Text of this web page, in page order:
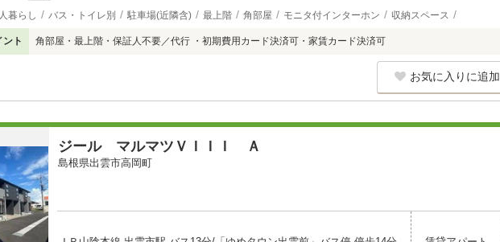
暮らし バス・トイレ別 駐車場(近隣含) 最上階 角部屋 モニタ付インターホン 収納スペース
ント 角部屋・最上階・保証人不要／代行 ・初期費用カード決済可・家賃カード決済可
お気に入りに追加
ジール マルマツＶＩＩＩ Ａ
島根県出雲市高岡町